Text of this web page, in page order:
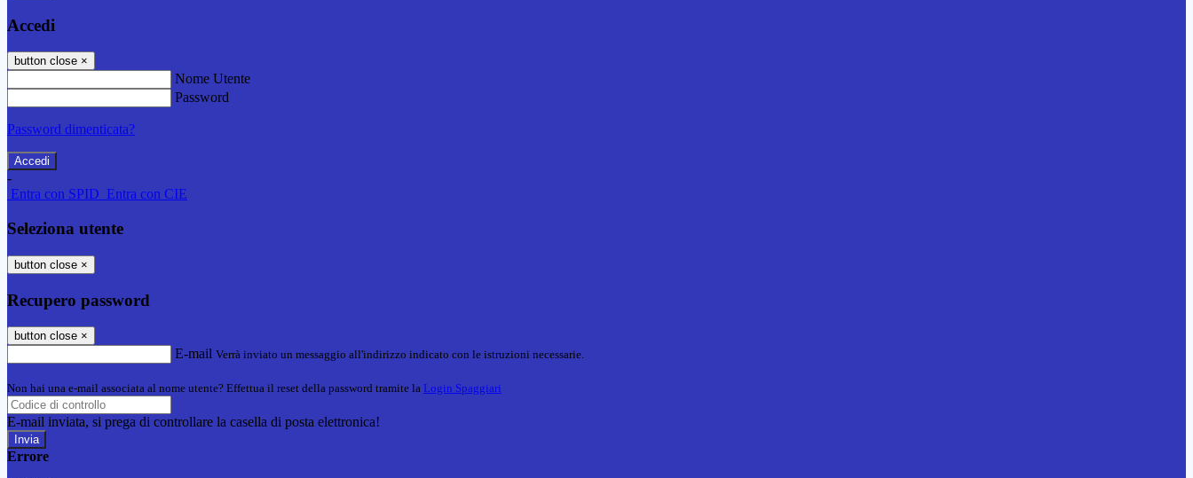
Accedi
button close ×
Nome Utente
Password
Password dimenticata?
-
Entra con SPID Entra con CIE
Seleziona utente
button close ×
Recupero password
button close ×
E-mail Verrà inviato un messaggio all'indirizzo indicato con le istruzioni necessarie.
Non hai una e-mail associata al nome utente? Effettua il reset della password tramite la Login Spaggiari
E-mail inviata, si prega di controllare la casella di posta elettronica!
Errore